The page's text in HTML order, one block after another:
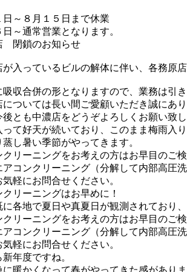
日～８月１５日まで休業
日～通常営業となります。
閉鎖のお知らせ
が入っているビルの解体に伴い、各務原
吸収合併の形となりますので、業務は引
については長い間ご愛顧いただき誠にあ
後とも中濃店をどうぞよろしくお願い致
って好天が続いており、このまま梅雨入
蒸し暑い季節がやってきます。
クリーニングをお考えの方はお早目のご
アコンクリーニング（分解して内部高圧
気軽にお問合せください。
クリーニングはお早めに！
に各地で夏日や真夏日が観測されており
クリーニングをお考えの方はお早目のご
アコンクリーニング（分解して内部高圧
気軽にお問合せください。
年度ですね。